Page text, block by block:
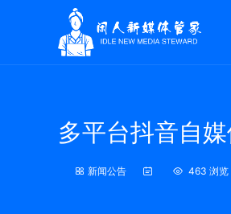
多平台抖音自
新闻公告 463 浏览